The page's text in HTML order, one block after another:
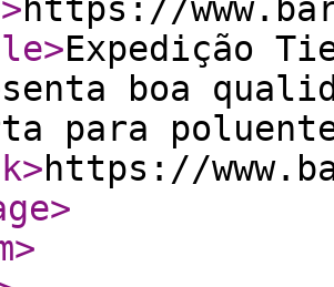
>https://
>Expedição
boa
para
>https://
>
>